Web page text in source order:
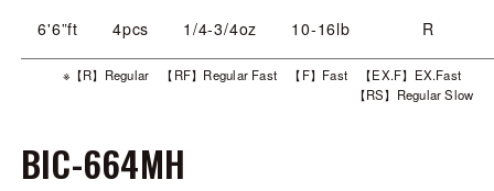
6'6”ft 4pcs 1/4-3/4oz 10-16lb R
※【R】Regular 【RF】Regular Fast 【F】Fast 【EX.F】EX.Fast
【RS】Regular Slow
BIC-664MH